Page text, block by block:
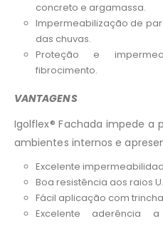
concreto e argamassa.
Impermeabilização de
das chuvas.
Proteção e
fibrocimento.
VANTAGENS
Igolflex® Fachada impede a
ambientes internos e
Excelente
Boa resistência aos raios
Fácil aplicação com
Excelente aderência